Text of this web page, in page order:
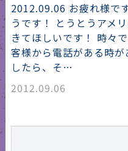
2012.09.06 お疲れ様で
うです！ とうとうアメ
きてほしいです！ 時々
客様から電話がある時
したら、そ…
2012.09.06